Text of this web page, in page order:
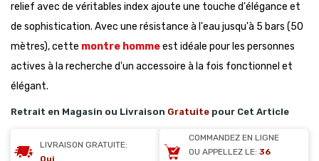
relief avec de véritables index ajoute une touche d'élégance et
de sophistication. Avec une résistance à l'eau jusqu'à 5 bars (50
mètres), cette montre hommeest idéale pour les personnes
actives à la recherche d'un accessoire à la fois fonctionnel et
élégant.
Retrait en Magasin ou Livraison Gratuite pour Cet Article
LIVRAISON GRATUITE:
Oui
COMMANDEZ EN LIGNE
OU APPELLEZ LE: 36